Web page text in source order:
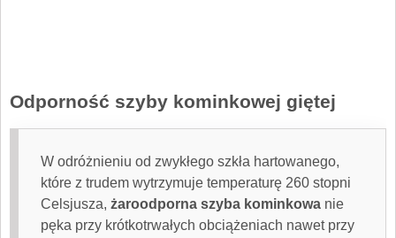
Odporność szyby kominkowej giętej
W odróżnieniu od zwykłego szkła hartowanego,
które z trudem wytrzymuje temperaturę 260 stopni
Celsjusza, żaroodporna szyba kominkowa nie
pęka przy krótkotrwałych obciążeniach nawet przy